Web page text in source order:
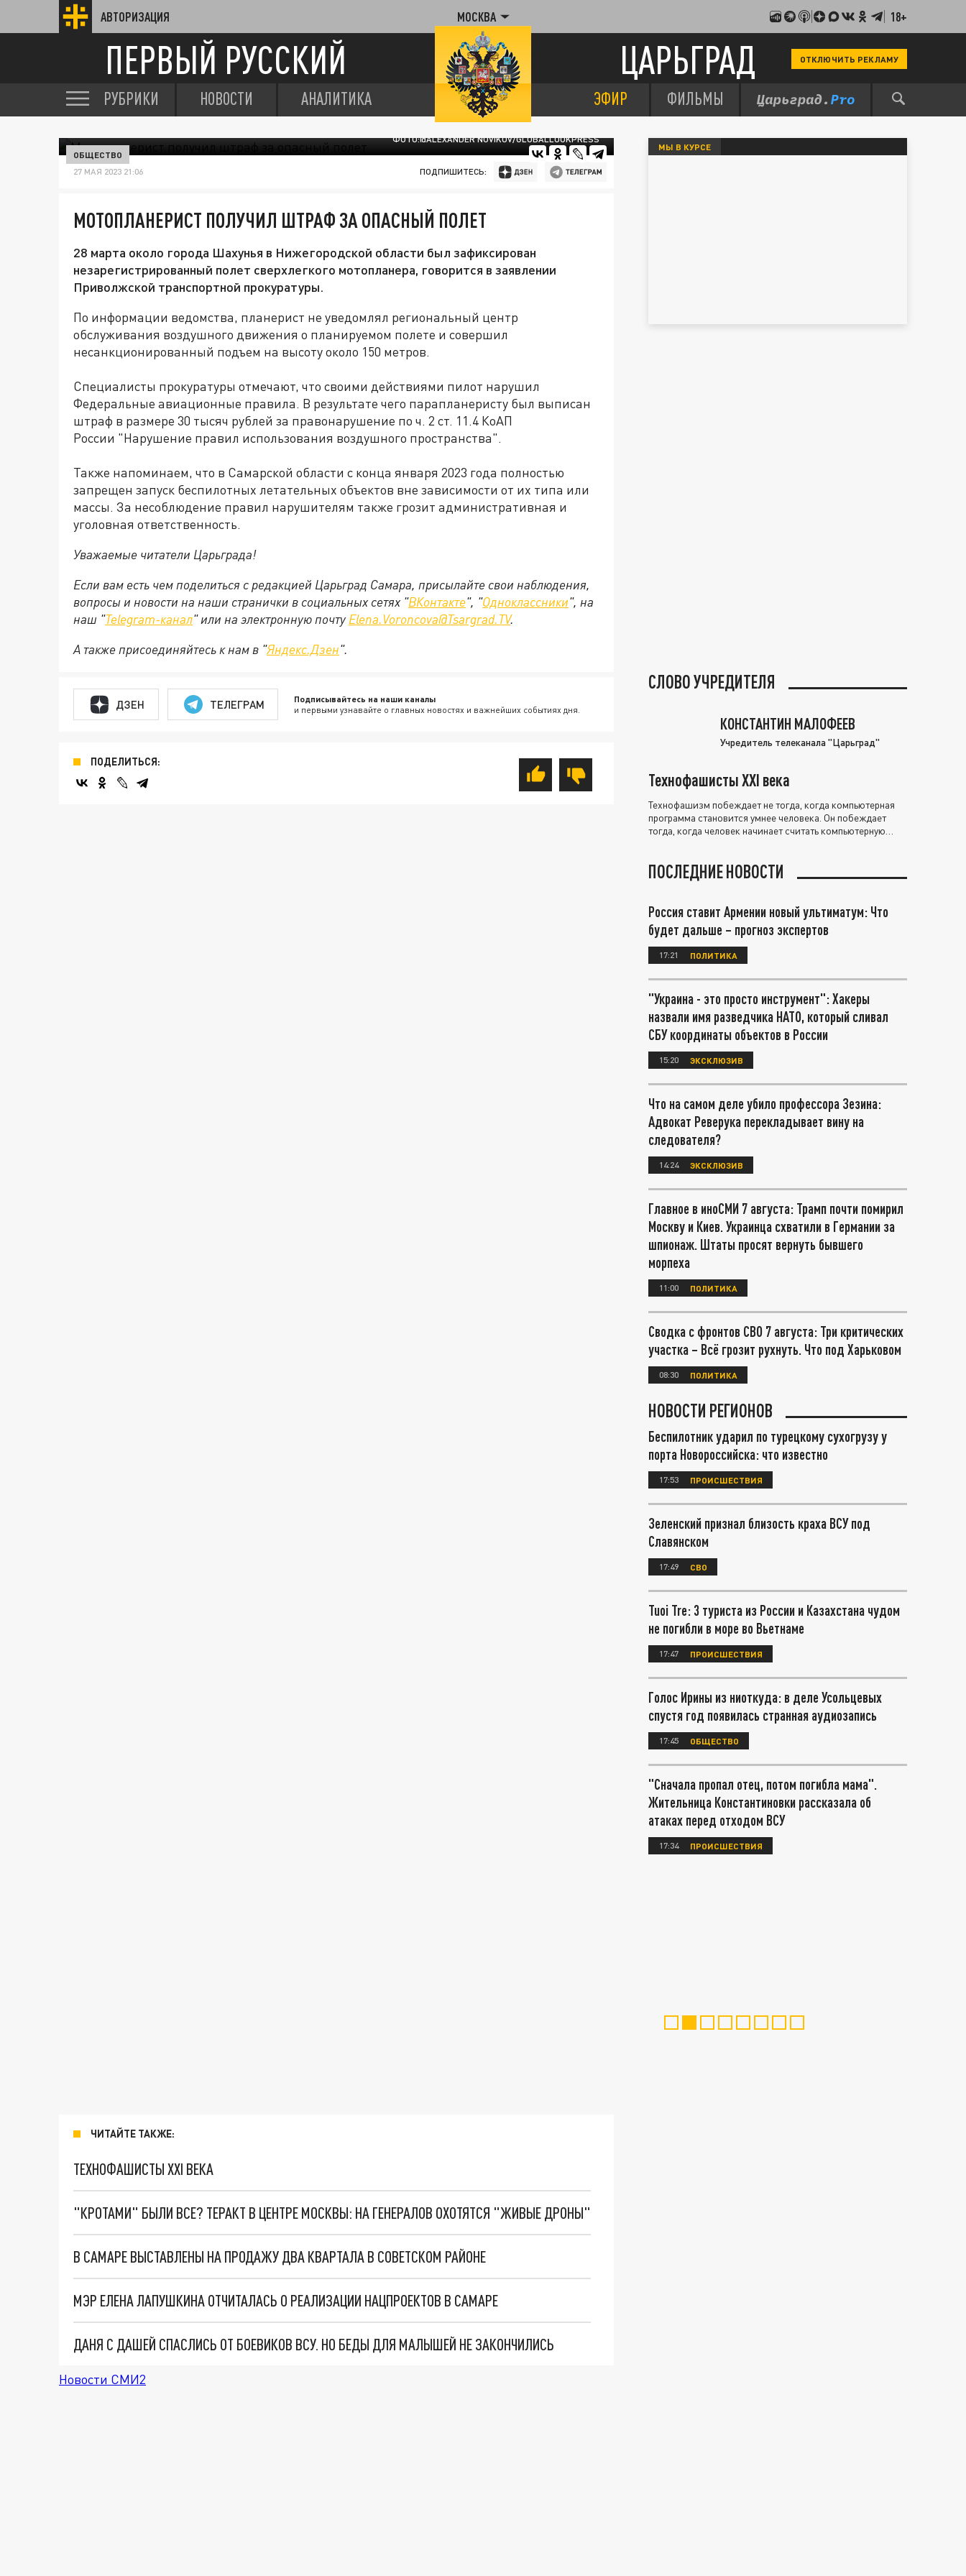
АВТОРИЗАЦИЯ МОСКВА 18+
ПЕРВЫЙ РУССКИЙ ЦАРЬГРАД ОТКЛЮЧИТЬ РЕКЛАМУ
РУБРИКИ НОВОСТИ АНАЛИТИКА ЭФИР ФИЛЬМЫ
ФОТО:@ALEXANDER NOVIKOV/GLOBALLOOKPRESS
ОБЩЕСТВО
27 МАЯ 2023 21:06 ПОДПИШИТЕСЬ:
МОТОПЛАНЕРИСТ ПОЛУЧИЛ ШТРАФ ЗА ОПАСНЫЙ ПОЛЕТ
28 марта около города Шахунья в Нижегородской области был зафиксирован
незарегистрированный полет сверхлегкого мотопланера, говорится в заявлении
Приволжской транспортной прокуратуры.
По информации ведомства, планерист не уведомлял региональный центр
обслуживания воздушного движения о планируемом полете и совершил
несанкционированный подъем на высоту около 150 метров.
Специалисты прокуратуры отмечают, что своими действиями пилот нарушил
Федеральные авиационные правила. В результате чего парапланеристу был выписан
штраф в размере 30 тысяч рублей за правонарушение по ч. 2 ст. 11.4 КоАП
России "Нарушение правил использования воздушного пространства".
Также напоминаем, что в Самарской области с конца января 2023 года полностью
запрещен запуск беспилотных летательных объектов вне зависимости от их типа или
массы. За несоблюдение правил нарушителям также грозит административная и
уголовная ответственность.
Уважаемые читатели Царьграда!
Если вам есть чем поделиться с редакцией Царьград Самара, присылайте свои наблюдения,
вопросы и новости на наши странички в социальных сетях "ВКонтакте", "Одноклассники", на
наш "Telegram-канал" или на электронную почту Elena.Voroncova@Tsargrad.TV.
А также присоединяйтесь к нам в "Яндекс.Дзен".
ДЗЕН ТЕЛЕГРАМ Подписывайтесь на наши каналы
и первыми узнавайте о главных новостях и важнейших событиях дня.
ПОДЕЛИТЬСЯ:
ЧИТАЙТЕ ТАКЖЕ:
ТЕХНОФАШИСТЫ XXI ВЕКА
"КРОТАМИ" БЫЛИ ВСЕ? ТЕРАКТ В ЦЕНТРЕ МОСКВЫ: НА ГЕНЕРАЛОВ ОХОТЯТСЯ "ЖИВЫЕ ДРОНЫ"
В САМАРЕ ВЫСТАВЛЕНЫ НА ПРОДАЖУ ДВА КВАРТАЛА В СОВЕТСКОМ РАЙОНЕ
МЭР ЕЛЕНА ЛАПУШКИНА ОТЧИТАЛАСЬ О РЕАЛИЗАЦИИ НАЦПРОЕКТОВ В САМАРЕ
ДАНЯ С ДАШЕЙ СПАСЛИСЬ ОТ БОЕВИКОВ ВСУ. НО БЕДЫ ДЛЯ МАЛЫШЕЙ НЕ ЗАКОНЧИЛИСЬ
Новости СМИ2
МЫ В КУРСЕ
СЛОВО УЧРЕДИТЕЛЯ
КОНСТАНТИН МАЛОФЕЕВ
Учредитель телеканала "Царьград"
Технофашисты XXI века
Технофашизм побеждает не тогда, когда компьютерная
программа становится умнее человека. Он побеждает
тогда, когда человек начинает считать компьютерную
ПОСЛЕДНИЕ НОВОСТИ
Россия ставит Армении новый ультиматум: Что
будет дальше – прогноз экспертов
17:21 ПОЛИТИКА
"Украина - это просто инструмент": Хакеры
назвали имя разведчика НАТО, который сливал
СБУ координаты объектов в России
15:20 ЭКСКЛЮЗИВ
Что на самом деле убило профессора Зезина:
Адвокат Реверука перекладывает вину на
следователя?
14:24 ЭКСКЛЮЗИВ
Главное в иноСМИ 7 августа: Трамп почти помирил
Москву и Киев. Украинца схватили в Германии за
шпионаж. Штаты просят вернуть бывшего
морпеха
11:00 ПОЛИТИКА
Сводка с фронтов СВО 7 августа: Три критических
участка – Всё грозит рухнуть. Что под Харьковом
08:30 ПОЛИТИКА
НОВОСТИ РЕГИОНОВ
Беспилотник ударил по турецкому сухогрузу у
порта Новороссийска: что известно
17:53 ПРОИСШЕСТВИЯ
Зеленский признал близость краха ВСУ под
Славянском
17:49 СВО
Tuoi Tre: 3 туриста из России и Казахстана чудом
не погибли в море во Вьетнаме
17:47 ПРОИСШЕСТВИЯ
Голос Ирины из ниоткуда: в деле Усольцевых
спустя год появилась странная аудиозапись
17:45 ОБЩЕСТВО
"Сначала пропал отец, потом погибла мама".
Жительница Константиновки рассказала об
атаках перед отходом ВСУ
17:34 ПРОИСШЕСТВИЯ